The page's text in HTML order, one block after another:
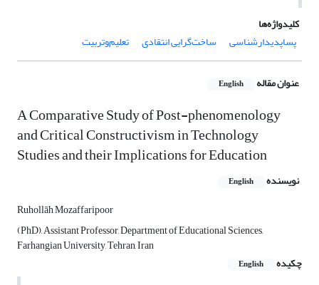
کلیدواژه‌ها
پساپدیدارشناسی
ساخت‌گرایی انتقادی تعلیم‌وتربیت
عنوان مقاله English
A Comparative Study of Post-phenomenology
and Critical Constructivism in Technology
Studies and their Implications for Education
نویسنده English
Ruhollāh Mozaffaripoor
(PhD), Assistant Professor, Department of Educational Sciences,
Farhangian University, Tehran, Iran
چکیده
English